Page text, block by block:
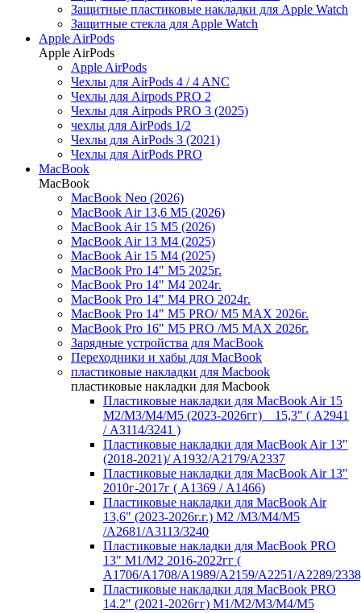
Защитные пластиковые накладки для Apple Watch
Защитные стекла для Apple Watch
Apple AirPods
Apple AirPods
Apple AirPods
Чехлы для AirPods 4 / 4 ANC
Чехлы для Airpods PRO 2
Чехлы для Airpods PRO 3 (2025)
чехлы для AirPods 1/2
Чехлы для AirPods 3 (2021)
Чехлы для AirPods PRO
MacBook
MacBook
MacBook Neo (2026)
MacBook Air 13,6 M5 (2026)
MacBook Air 15 M5 (2026)
MacBook Air 13 M4 (2025)
MacBook Air 15 M4 (2025)
MacBook Pro 14" M5 2025г.
MacBook Pro 14" M4 2024г.
MacBook Pro 14" M4 PRO 2024г.
MacBook Pro 14" M5 PRO/ M5 MAX 2026г.
MacBook Pro 16" M5 PRO /M5 MAX 2026г.
Зарядные устройства для MacBook
Переходники и хабы для MacBook
пластиковые накладки для Macbook
пластиковые накладки для Macbook
Пластиковые накладки для MacBook Air 15
M2/M3/M4/M5 (2023-2026гг) _ 15,3" ( А2941
/ А3114/3241 )
Пластиковые накладки для MacBook Air 13"
(2018-2021)/ A1932/A2179/A2337
Пластиковые накладки для MacBook Air 13"
2010г-2017г ( А1369 / А1466)
Пластиковые накладки для MacBook Air
13,6" (2023-2026г.г.) M2 /M3/M4/M5
/A2681/A3113/3240
Пластиковые накладки для MacBook PRO
13" M1/M2 2016-2022гг (
А1706/A1708/A1989/A2159/A2251/A2289/
Пластиковые накладки для MacBook PRO
14.2" (2021-2026гг) M1/M2/M3/M4/M5